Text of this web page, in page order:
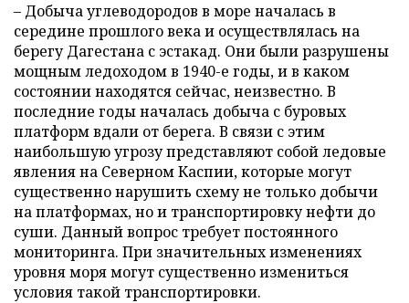
– Добыча углеводородов в море началась в
середине прошлого века и осуществлялась на
берегу Дагестана с эстакад. Они были разрушены
мощным ледоходом в 1940-е годы, и в каком
состоянии находятся сейчас, неизвестно. В
последние годы началась добыча с буровых
платформ вдали от берега. В связи с этим
наибольшую угрозу представляют собой ледовые
явления на Северном Каспии, которые могут
существенно нарушить схему не только добычи
на платформах, но и транспортировку нефти до
суши. Данный вопрос требует постоянного
мониторинга. При значительных изменениях
уровня моря могут существенно измениться
условия такой транспортировки.